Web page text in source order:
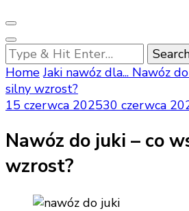
Looking
for
Something?
Home Jaki nawóz dla... Nawóz
silny wzrost?
15 czerwca 202530 czerwca
Nawóz do juki – co
wzrost?